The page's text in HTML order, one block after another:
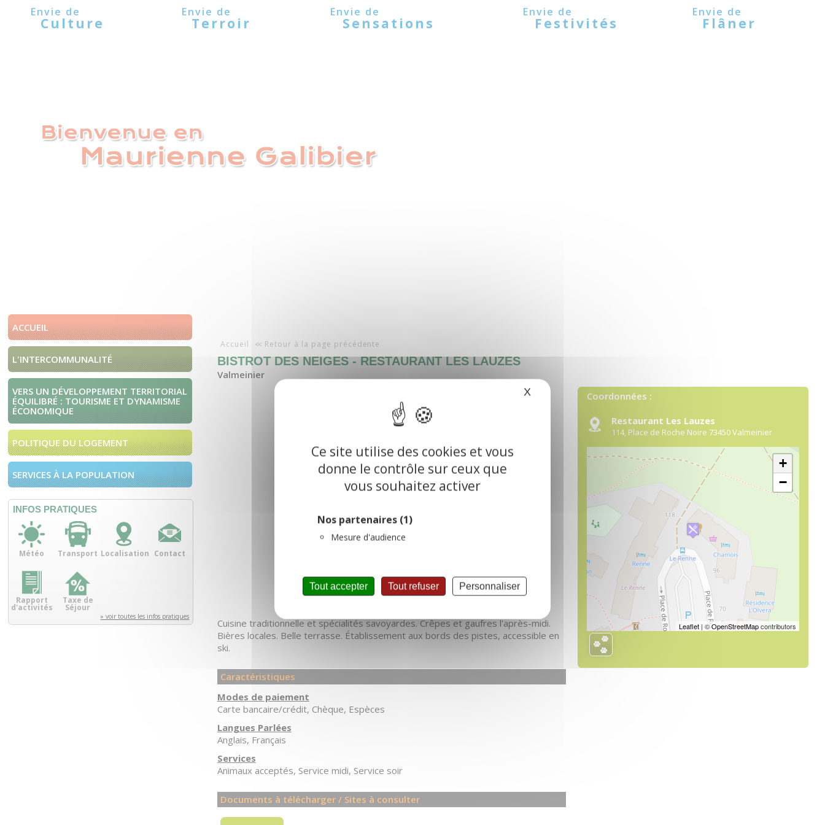
Panneau de gestion des cookies
Ce site utilise des cookies et vous
donne le contrôle sur ceux que
vous souhaitez activer
Nos partenaires (1)
Mesure d'audience
Tout accepter Tout refuser Personnaliser
X Masquer le bandeau des cookies
Culture Terroir Sensations Festivités Flâner
ACCUEIL
L'INTERCOMMUNALITÉ
VERS UN DÉVELOPPEMENT TERRITORIAL
ÉQUILIBRÉ : TOURISME ET DYNAMISME
ÉCONOMIQUE
POLITIQUE DU LOGEMENT
SERVICES À LA POPULATION
INFOS PRATIQUES
Météo Transport Localisation Contact
Rapport
d'activités
Taxe de
Séjour
» voir toutes les infos pratiques
Accueil Retour à la page précédente
BISTROT DES NEIGES - RESTAURANT LES LAUZES
Valmeinier
Cuisine traditionnelle et spécialités savoyardes. Crêpes et gaufres l'après-midi.
Bières locales. Belle terrasse. Établissement aux bords des pistes, accessible en
ski.
Caractéristiques
Modes de paiement
Carte bancaire/crédit Chèque Espèces
Langues Parlées
Anglais Français
Services
Animaux acceptés Service midi Service soir
Documents à télécharger / Sites à consulter
Coordonnées :
Restaurant Les Lauzes
114, Place de Roche Noire 73450Valmeinier
+
−
Leaflet | ©OpenStreetMapcontributors